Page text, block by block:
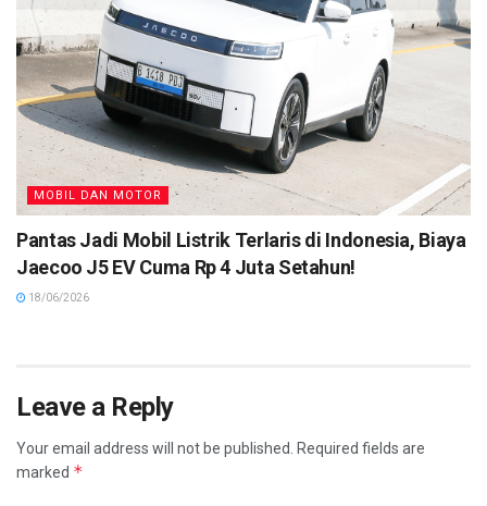
MOBIL DAN MOTOR
Pantas Jadi Mobil Listrik Terlaris di Indonesia, Biaya
Jaecoo J5 EV Cuma Rp 4 Juta Setahun!
18/06/2026
Leave a Reply
Your email address will not be published. Required fields are
marked *